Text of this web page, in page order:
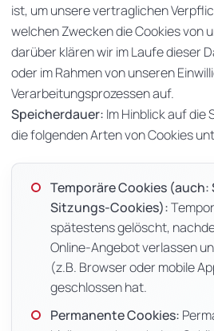
ist, um unsere vertraglichen
welchen Zwecken die Cookies von
darüber klären wir im Laufe dieser
oder im Rahmen von unseren
Verarbeitungsprozessen auf.
Speicherdauer: Im Hinblick auf
die folgenden Arten von Cookies
Temporäre Cookies (auch:
Sitzungs-Cookies):
spätestens gelöscht,
Online-Angebot verlassen
(z.B. Browser oder mobile
geschlossen hat.
Permanente Cookies: